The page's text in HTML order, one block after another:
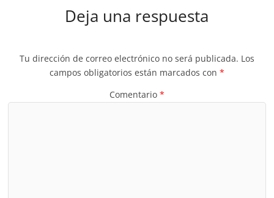
Deja una respuesta
Tu dirección de correo electrónico no será publicada. Los
campos obligatorios están marcados con *
Comentario *